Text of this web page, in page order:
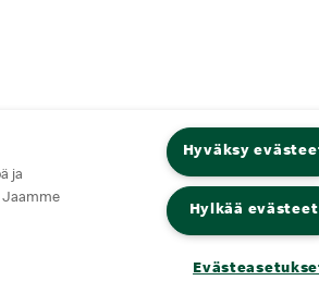
ja
Jaamme
Hyväksy
Hylkää evästeet